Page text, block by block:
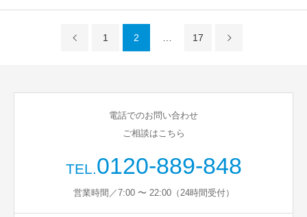
1 2 17
電話でのお問い合わせ
ご相談はこちら
TEL.0120-889-848
営業時間／7:00 〜 22:00（24時間受付）